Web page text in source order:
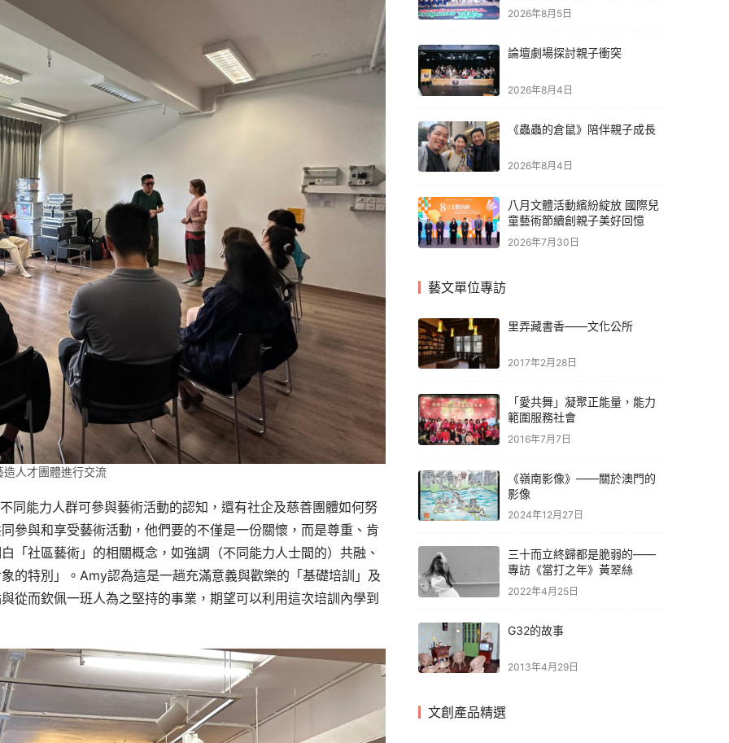
造人才團體進行交流
同能力人群可參與藝術活動的認知，還有社企及慈善團體如何努
參與和享受藝術活動，他們要的不僅是一份關懷，而是尊重、肯
「社區藝術」的相關概念，如強調（不同能力人士間的）共融、
的特別」。Amy認為這是一趟充滿意義與歡樂的「基礎培訓」及
從而欽佩一班人為之堅持的事業，期望可以利用這次培訓內學到
亞洲聯賽賽果
2026年8月5日
論壇劇場探討親子衝突
2026年8月4日
《蟲蟲的倉鼠》陪伴親子成長
2026年8月4日
八月文體活動繽紛綻放 國際兒
童藝術節續創親子美好回憶
2026年7月30日
藝文單位專訪
里弄藏書香——文化公所
2017年2月28日
「愛共舞」凝聚正能量，能力
範圍服務社會
2016年7月7日
《嶺南影像》——關於澳門的
影像
2024年12月27日
三十而立終歸都是脆弱的——
專訪《當打之年》黃翠絲
2022年4月25日
G32的故事
2013年4月29日
文創產品精選